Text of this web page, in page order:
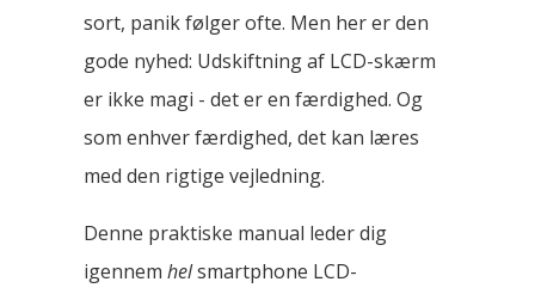
sort, panik følger ofte. Men her er den
gode nyhed: Udskiftning af LCD-skærm
er ikke magi - det er en færdighed. Og
som enhver færdighed, det kan læres
med den rigtige vejledning.
Denne praktiske manual leder dig
igennem helsmartphone LCD-